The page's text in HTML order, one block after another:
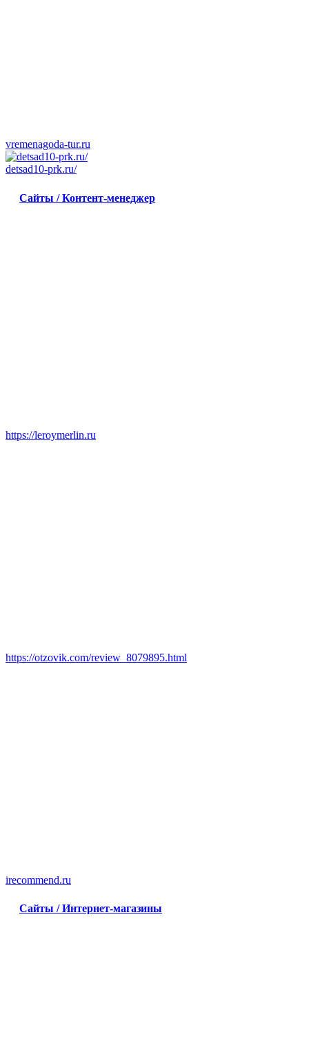
vremenagoda-tur.ru
detsad10-prk.ru/
Сайты / Контент-менеджер
https://leroymerlin.ru
https://otzovik.com/review_8079895.html
irecommend.ru
Сайты / Интернет-магазины